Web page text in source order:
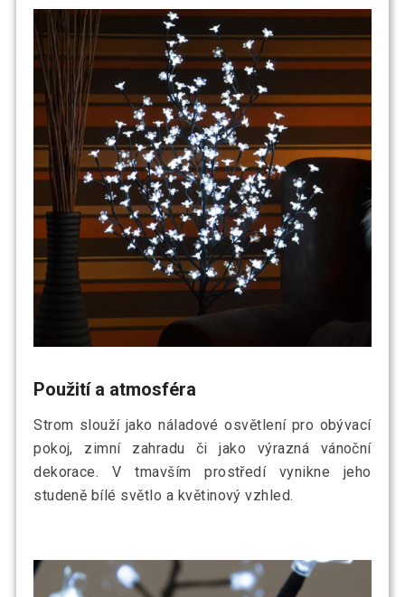
Použití a atmosféra
Strom slouží jako náladové osvětlení pro obývací
pokoj, zimní zahradu či jako výrazná vánoční
dekorace. V tmavším prostředí vynikne jeho
studeně bílé světlo a květinový vzhled.